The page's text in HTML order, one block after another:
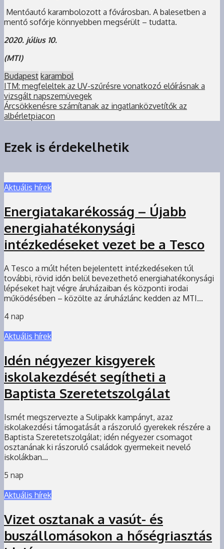
Mentőautó karambolozott a fővárosban. A balesetben a
mentő sofőrje könnyebben megsérült – tudatta.
2020. július 10.
(MTI)
Budapest karambol
ITM: megfeleltek az UV-szűrésre vonatkozó előírásnak a
vizsgált napszemüvegek
Árcsökkenésre számítanak az ingatlanközvetítők az
albérletpiacon
Ezek is érdekelhetik
Aktuális hírek
Energiatakarékosság – Újabb
energiahatékonysági
intézkedéseket vezet be a Tesco
A Tesco a múlt héten bejelentett intézkedéseken túl
további, rövid időn belül bevezethető energiahatékonysági
lépéseket hajt végre áruházaiban és központi irodai
működésében – közölte az áruházlánc kedden az MTI...
4 nap
Aktuális hírek
Idén négyezer kisgyerek
iskolakezdését segítheti a
Baptista Szeretetszolgálat
Ismét megszervezte a Sulipakk kampányt, azaz
iskolakezdési támogatását a rászoruló gyerekek részére a
Baptista Szeretetszolgálat; idén négyezer csomagot
osztanának ki rászoruló családok gyermekeit nevelő
iskolákban...
5 nap
Aktuális hírek
Vizet osztanak a vasút- és
buszállomásokon a hőségriasztás